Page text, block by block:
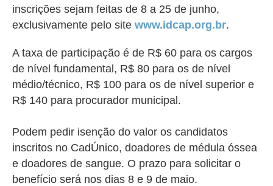
inscrições sejam feitas de 8 a 25 de junho,
exclusivamente pelo site www.idcap.org.br.
A taxa de participação é de R$ 60 para os cargos
de nível fundamental, R$ 80 para os de nível
médio/técnico, R$ 100 para os de nível superior e
R$ 140 para procurador municipal.
Podem pedir isenção do valor os candidatos
inscritos no CadÚnico, doadores de médula óssea
e doadores de sangue. O prazo para solicitar o
benefício será nos dias 8 e 9 de maio.